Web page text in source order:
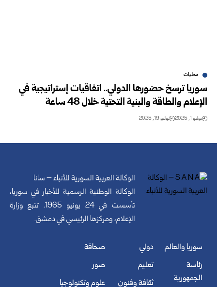
محليات
سوريا ترسخ حضورها الدولي.. اتفاقيات إستراتيجية في
الإعلام والطاقة والبنية التحتية خلال 48 ساعة
يوليو 1, 2025 يوليو 19, 2025
الوكالة العربية السورية للأنباء – سانا
الوكالة الوطنية الرسمية للأخبار في سوريا،
تأسست في 24 يونيو 1965. تتبع وزارة
الإعلام، ومركزها الرئيسي في دمشق.
سوريا والعالم
رئاسة
الجمهورية
دولي
تعليم
ثقافة وفنون
صحافة
صور
علوم وتكنولوجيا